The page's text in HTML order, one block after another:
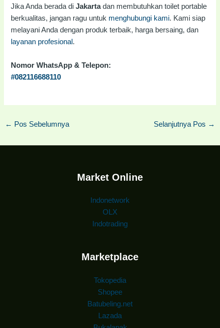
Jika Anda berada diJakartadan membutuhkan toilet portable
berkualitas, jangan ragu untuk menghubungi kami. Kami siap
melayani Anda dengan produk terbaik, harga bersaing, dan
layanan profesional.
Nomor WhatsApp & Telepon:
#082116688110
← Pos Sebelumnya Selanjutnya Pos →
Market Online
Indonetwork
OLX
Indotrading
Marketplace
Tokopedia
Shopee
Batubeling.net
Lazada